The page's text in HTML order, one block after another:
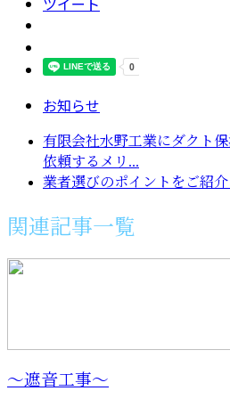
お知らせ
有限会社水野工業にダクト
依頼するメリ...
業者選びのポイントをご紹介
関連記事一覧
～遮音工事～